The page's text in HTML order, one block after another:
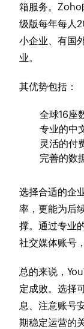
箱服务。
级版每年每人
小企业、有国
业。
其优势包括：
全球16座
专业的中
灵活的付
完善的数
选择合适的企
率，更能为后
撑。通过专业
社交媒体账号
总的来说，
定成败。选择
息、注意账号
期稳定运营的